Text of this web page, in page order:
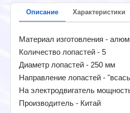
Описание Характеристики
Материал изготовления -
Количество лопастей - 5
Диаметр лопастей - 250 мм
Направление лопастей -
На электродвигатель
Производитель - Китай